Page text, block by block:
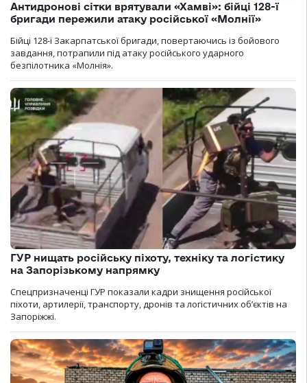
Антидронові сітки врятували «Хамві»: бійці 128-ї
бригади пережили атаку російської «Молнії»
Бійці 128-ї Закарпатської бригади, повертаючись із бойового
завдання, потрапили під атаку російського ударного
безпілотника «Молнія».
ГУР нищать російську піхоту, техніку та логістику
на Запорізькому напрямку
Спецпризначенці ГУР показали кадри знищення російської
піхоти, артилерії, транспорту, дронів та логістичних об’єктів на
Запоріжжі.